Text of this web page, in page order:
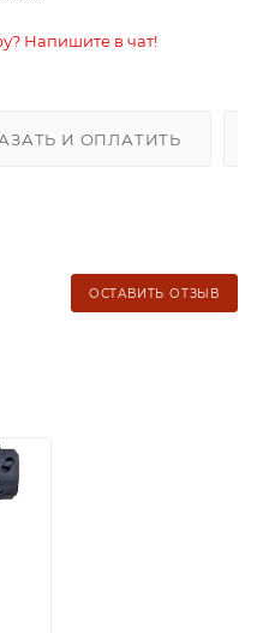
Напишите в чат!
И ОПЛАТИТЬ
ОСТАВИТЬ ОТЗЫВ